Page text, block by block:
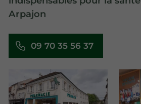
Arpajon
09 70 35 56 37